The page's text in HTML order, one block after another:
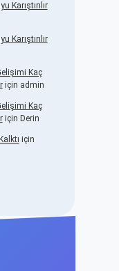
Karıştırılır
Karıştırılır
Kaç
için admin
Kaç
için Derin
için